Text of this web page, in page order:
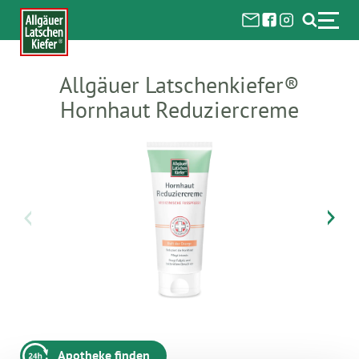
Allgäuer Latschenkiefer®
Hornhaut Reduziercreme
Apotheke finden